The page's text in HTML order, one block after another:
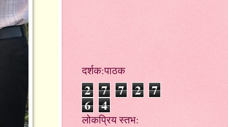
दर्शक:पाठक
2 7 7 2 7
6 4
लोकप्रिय स्तभ: